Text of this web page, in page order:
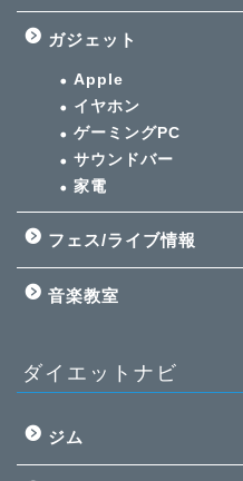
ガジェット
Apple
イヤホン
ゲーミングPC
サウンドバー
家電
フェス/ライブ情報
音楽教室
ダイエットナビ
ジム